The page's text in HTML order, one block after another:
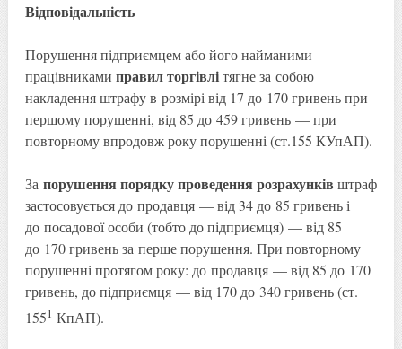
Відповідальність
Порушення підприємцем або його найманими
працівниками правил торгівлітягне за собою
накладення штрафу в розмірі від 17 до 170 гривень при
першому порушенні, від 85 до 459 гривень — при
повторному впродовж року порушенні (ст.155 КУпАП).
За порушення порядку проведення розрахунків штраф
застосовується до продавця — від 34 до 85 гривень і
до посадової особи (тобто до підприємця) — від 85
до 170 гривень за перше порушення. При повторному
порушенні протягом року: до продавця — від 85 до 170
гривень, до підприємця — від 170 до 340 гривень (ст.
1551 КпАП).